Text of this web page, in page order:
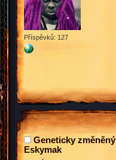
Příspěvků: 127
Geneticky změněný
Eskymak